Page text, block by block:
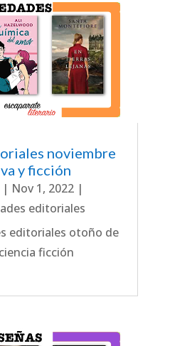
noviembre
y ficción
| Nov 1, 2022|
editoriales
editoriales otoño de
ficción